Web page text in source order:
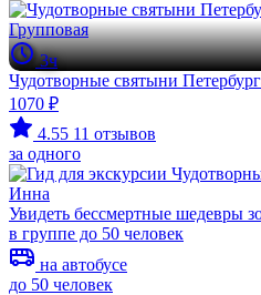
Групповая
3ч
Чудотворные святыни
1070 ₽
4.55 11 отзывов
за одного
Инна
Увидеть бессмертные шедевры
в группе до 50 человек
на автобусе
до 50 человек